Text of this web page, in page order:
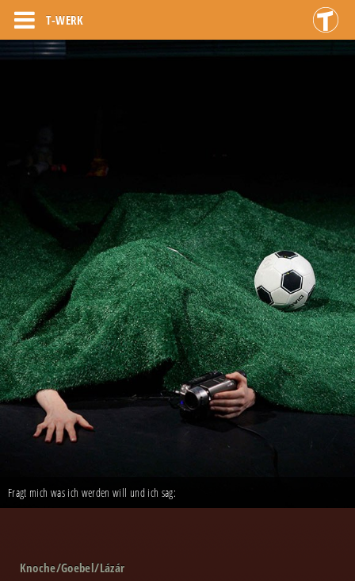
T-WERK
Fragt mich was ich werden will und ich sag:
Knoche/Goebel/Lázár